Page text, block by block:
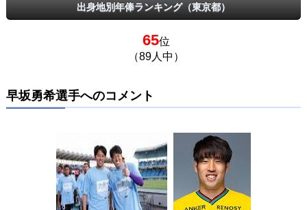
出身地別年俸ランキング（東京都）
65位
（89人中）
早坂勇希選手へのコメント